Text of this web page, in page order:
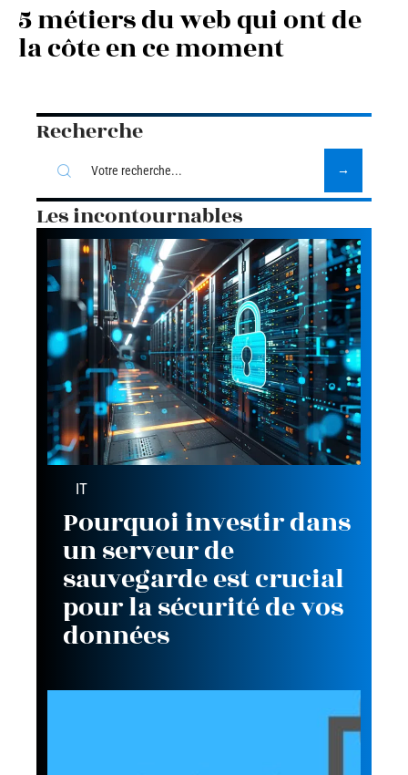
5 métiers du web qui ont de
la côte en ce moment
Recherche
Les incontournables
IT
Pourquoi investir dans
un serveur de
sauvegarde est crucial
pour la sécurité de vos
données